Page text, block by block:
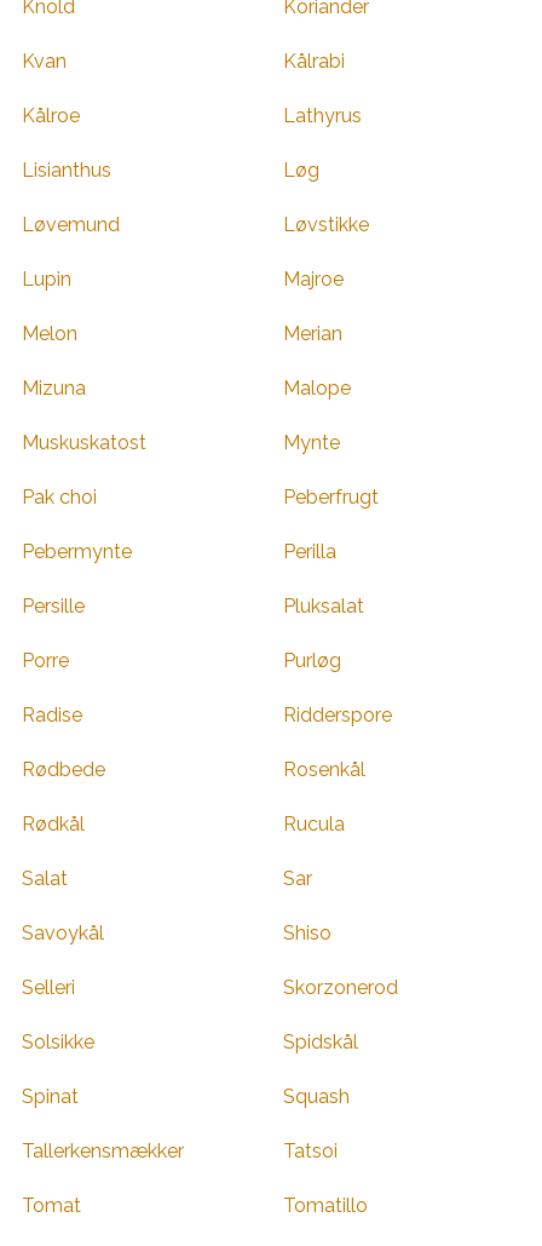
Knold Koriander
Kvan Kålrabi
Kålroe Lathyrus
Lisianthus Løg
Løvemund Løvstikke
Lupin Majroe
Melon Merian
Mizuna Malope
Muskuskatost Mynte
Pak choi Peberfrugt
Pebermynte Perilla
Persille Pluksalat
Porre Purløg
Radise Ridderspore
Rødbede Rosenkål
Rødkål Rucula
Salat Sar
Savoykål Shiso
Selleri Skorzonerod
Solsikke Spidskål
Spinat Squash
Tallerkensmækker Tatsoi
Tomat Tomatillo